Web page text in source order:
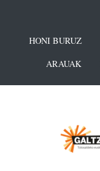
HONI BURUZ
ARAUAK